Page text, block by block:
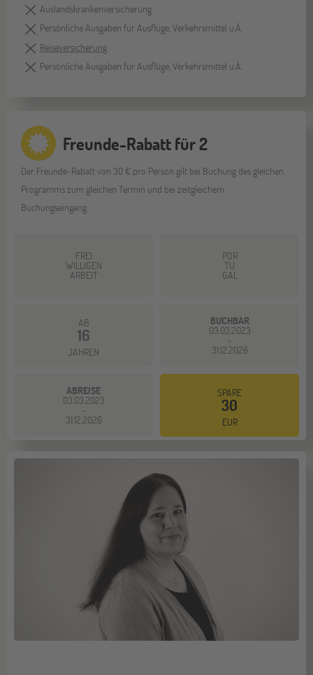
Auslandskrankenversicherung
Persönliche Ausgaben für Ausflüge, Verkehrsmittel u.Ä.
Reiseversicherung
Persönliche Ausgaben für Ausflüge, Verkehrsmittel u.Ä.
Freunde-Rabatt für 2
Der Freunde-Rabatt von 30 € pro Person gilt bei Buchung des gleichen
Programms zum gleichen Termin und bei zeitgleichem
Buchungseingang.
FREI
WILLIGEN
ARBEIT
POR
TU
GAL
AB
16
JAHREN
BUCHBAR
03.03.2023
-
31.12.2026
ABREISE
03.03.2023
-
31.12.2026
SPARE
30
EUR